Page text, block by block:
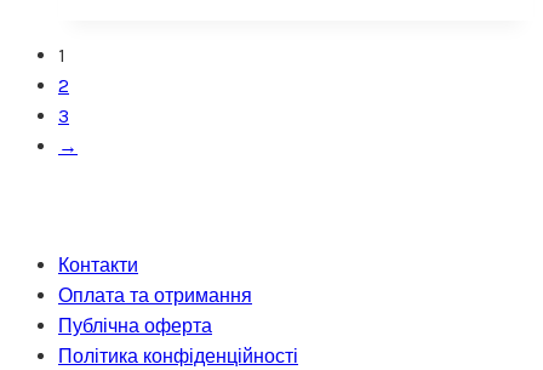
1
2
3
→
Контакти
Оплата та отримання
Публічна оферта
Політика конфіденційності